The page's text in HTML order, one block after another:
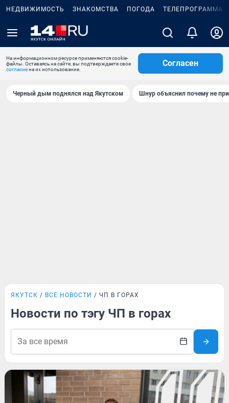
НЕДВИЖИМОСТЬ ЗНАКОМСТВА ПОГОДА ТЕЛЕПРОГРАММА
На информационном ресурсе применяются cookie-
файлы. Оставаясь на сайте, вы подтверждаете свое
согласиена их использование.
Согласен
Черный дым поднялся над Якутском Шнур объяснил почему не
ЯКУТСК ВСЕ НОВОСТИ ЧП В ГОРАХ
Новости по тэгу ЧП в горах